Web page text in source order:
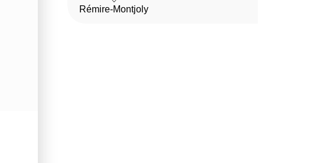
Rémire-Montjoly